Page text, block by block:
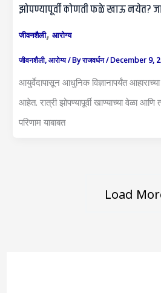
झोपण्यापूर्वी कोणती फळे खाऊ नयेत?
जीवनशैली, आरोग्य
जीवनशैली,आरोग्य/ Byराजवर्धन/December 9,
आयुर्वेदापासून आधुनिक विज्ञानापर्यंत
आहेत. रात्री झोपण्यापूर्वी खाण्याच्या वेळा आणि
परिणाम याबाबत
Load